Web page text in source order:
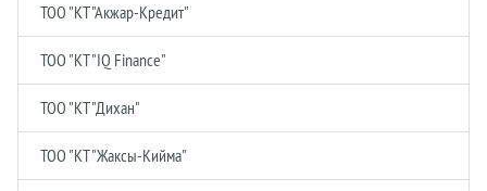
ТОО "КТ "Акжар-Кредит"
ТОО "КТ "IQ Finance"
ТОО "КТ "Дихан"
ТОО "КТ "Жаксы-Кийма"